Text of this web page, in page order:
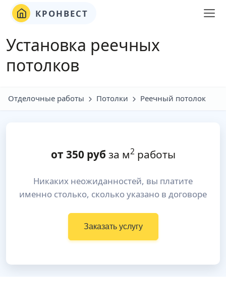
КРОНВЕСТ
Установка реечных
потолков
Отделочные работы Потолки Реечный потолок
от 350руб за м2работы
Никаких неожиданностей, вы платите
именно столько, сколько указано в договоре
Заказать услугу